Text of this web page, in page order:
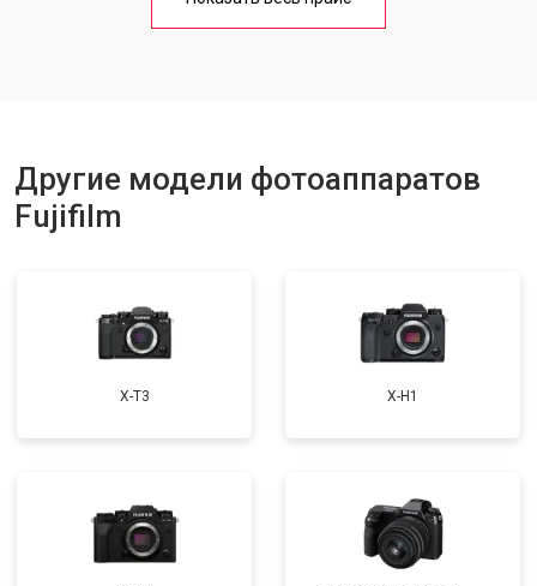
Другие модели фотоаппаратов
Fujifilm
X-T3 X-H1